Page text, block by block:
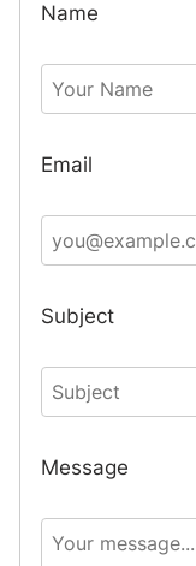
Name
Email
Subject
Message